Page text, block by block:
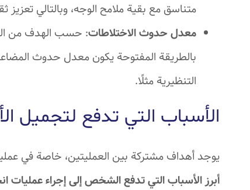
متناسق مع بقية ملامح الوجه، وبالتالي
معدل حدوث الاختلاطات: حسب الهدف من
بالطريقة المفتوحة يكون معدل حدوث
التنظيرية مثلًا.
الأسباب التي تدفع لتجميل
يوجد أهداف مشتركة بين العمليتين، خاصة في
أبرز الأسباب التي تدفع الشخص إلى إجراء عمليات